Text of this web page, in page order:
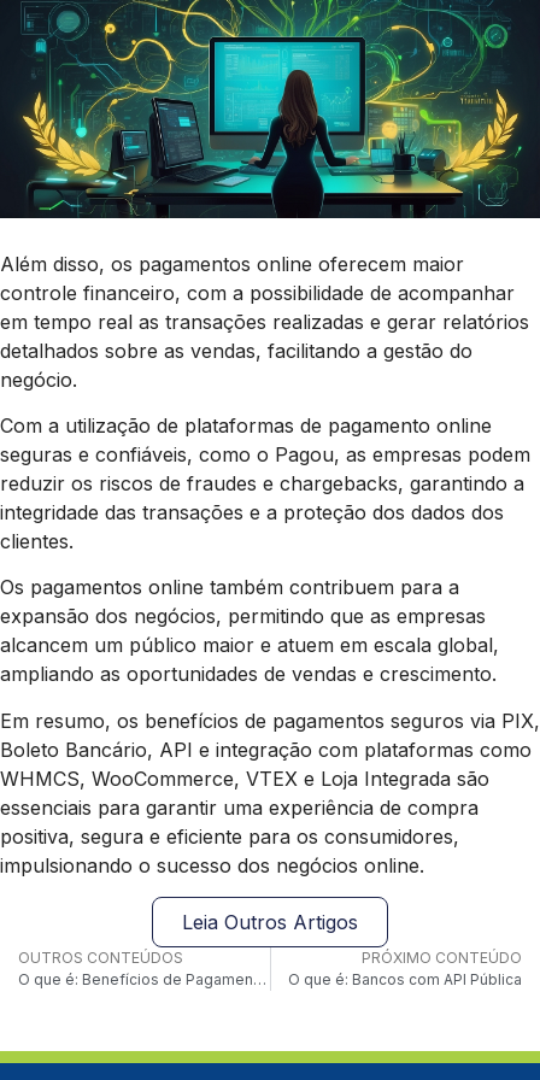
Além disso, os pagamentos online oferecem maior
controle financeiro, com a possibilidade de acompanhar
em tempo real as transações realizadas e gerar relatórios
detalhados sobre as vendas, facilitando a gestão do
negócio.
Com a utilização de plataformas de pagamento online
seguras e confiáveis, como o Pagou, as empresas podem
reduzir os riscos de fraudes e chargebacks, garantindo a
integridade das transações e a proteção dos dados dos
clientes.
Os pagamentos online também contribuem para a
expansão dos negócios, permitindo que as empresas
alcancem um público maior e atuem em escala global,
ampliando as oportunidades de vendas e crescimento.
Em resumo, os benefícios de pagamentos seguros via PIX,
Boleto Bancário, API e integração com plataformas como
WHMCS, WooCommerce, VTEX e Loja Integrada são
essenciais para garantir uma experiência de compra
positiva, segura e eficiente para os consumidores,
impulsionando o sucesso dos negócios online.
Leia Outros Artigos
OUTROS CONTEÚDOS
O que é: Benefícios de Pagamentos em Lote
PRÓXIMO CONTEÚDO
O que é: Bancos com API Pública